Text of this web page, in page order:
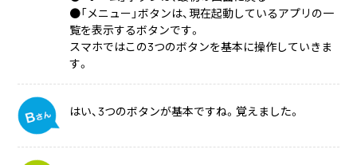
●「メニュー」ボタンは、現在起動しているアプリの一
覧を表示するボタンです。
スマホではこの3つのボタンを基本に操作していきま
す。
はい、3つのボタンが基本ですね。覚えました。